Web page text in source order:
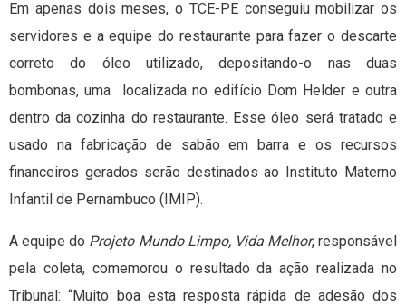
Em apenas dois meses, o TCE-PE conseguiu mobilizar os
servidores e a equipe do restaurante para fazer o descarte
correto do óleo utilizado, depositando-o nas duas
bombonas, uma localizada no edifício Dom Helder e outra
dentro da cozinha do restaurante. Esse óleo será tratado e
usado na fabricação de sabão em barra e os recursos
financeiros gerados serão destinados ao Instituto Materno
Infantil de Pernambuco (IMIP).
A equipe do Projeto Mundo Limpo, Vida Melhor, responsável
pela coleta, comemorou o resultado da ação realizada no
Tribunal: “Muito boa esta resposta rápida de adesão dos